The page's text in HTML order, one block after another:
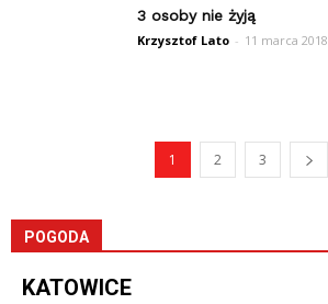
3 osoby nie żyją
Krzysztof Lato - 11 marca 2018
1 2 3
POGODA
KATOWICE